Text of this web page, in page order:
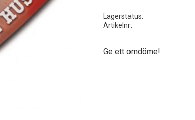
Lagerstatus
Artikelnr
Ge ett omdöme!